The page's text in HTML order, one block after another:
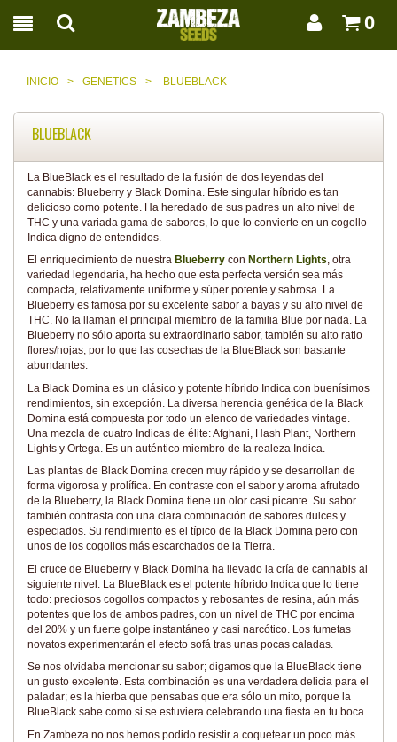
0
INICIO > GENETICS > BLUEBLACK
BLUEBLACK
La BlueBlack es el resultado de la fusión de dos leyendas del
cannabis: Blueberry y Black Domina. Este singular híbrido es tan
delicioso como potente. Ha heredado de sus padres un alto nivel de
THC y una variada gama de sabores, lo que lo convierte en un cogollo
Indica digno de entendidos.
El enriquecimiento de nuestra Blueberry con Northern Lights, otra
variedad legendaria, ha hecho que esta perfecta versión sea más
compacta, relativamente uniforme y súper potente y sabrosa. La
Blueberry es famosa por su excelente sabor a bayas y su alto nivel de
THC. No la llaman el principal miembro de la familia Blue por nada. La
Blueberry no sólo aporta su extraordinario sabor, también su alto ratio
flores/hojas, por lo que las cosechas de la BlueBlack son bastante
abundantes.
La Black Domina es un clásico y potente híbrido Indica con buenísimos
rendimientos, sin excepción. La diversa herencia genética de la Black
Domina está compuesta por todo un elenco de variedades vintage.
Una mezcla de cuatro Indicas de élite: Afghani, Hash Plant, Northern
Lights y Ortega. Es un auténtico miembro de la realeza Indica.
Las plantas de Black Domina crecen muy rápido y se desarrollan de
forma vigorosa y prolífica. En contraste con el sabor y aroma afrutado
de la Blueberry, la Black Domina tiene un olor casi picante. Su sabor
también contrasta con una clara combinación de sabores dulces y
especiados. Su rendimiento es el típico de la Black Domina pero con
unos de los cogollos más escarchados de la Tierra.
El cruce de Blueberry y Black Domina ha llevado la cría de cannabis al
siguiente nivel. La BlueBlack es el potente híbrido Indica que lo tiene
todo: preciosos cogollos compactos y rebosantes de resina, aún más
potentes que los de ambos padres, con un nivel de THC por encima
del 20% y un fuerte golpe instantáneo y casi narcótico. Los fumetas
novatos experimentarán el efecto sofá tras unas pocas caladas.
Se nos olvidaba mencionar su sabor; digamos que la BlueBlack tiene
un gusto excelente. Esta combinación es una verdadera delicia para el
paladar; es la hierba que pensabas que era sólo un mito, porque la
BlueBlack sabe como si se estuviera celebrando una fiesta en tu boca.
En Zambeza no nos hemos podido resistir a coquetear un poco más